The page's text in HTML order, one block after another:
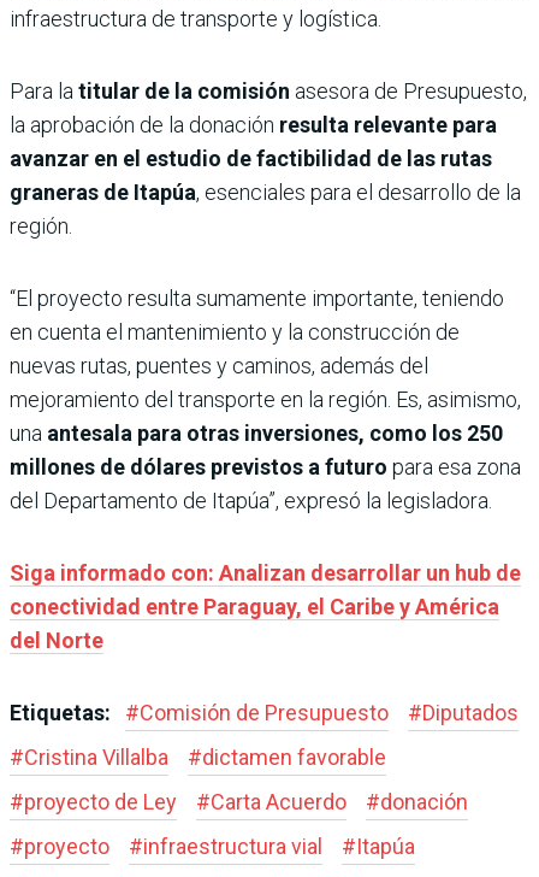
infraestructura de transporte y logística.
Para latitular de la comisión asesora de Presupuesto,
la aprobación de la donación resulta relevante para
avanzar en el estudio de factibilidad de las rutas
graneras de Itapúa, esenciales para el desarrollo de la
región.
“El proyecto resulta sumamente importante, teniendo
en cuenta el mantenimiento y la construcción de
nuevas rutas, puentes y caminos, además del
mejoramiento del transporte en la región. Es, asimismo,
una antesala para otras inversiones, como los 250
millones de dólares previstos a futuro para esa zona
del Departamento de Itapúa”, expresó la legisladora.
Siga informado con: Analizan desarrollar un hub de
conectividad entre Paraguay, el Caribe y América
del Norte
Etiquetas: #Comisión de Presupuesto #Diputados
#Cristina Villalba #dictamen favorable
#proyecto de Ley #Carta Acuerdo #donación
#proyecto #infraestructura vial #Itapúa